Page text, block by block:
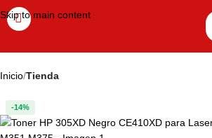
Skip to main content
Inicio Tienda
-14%